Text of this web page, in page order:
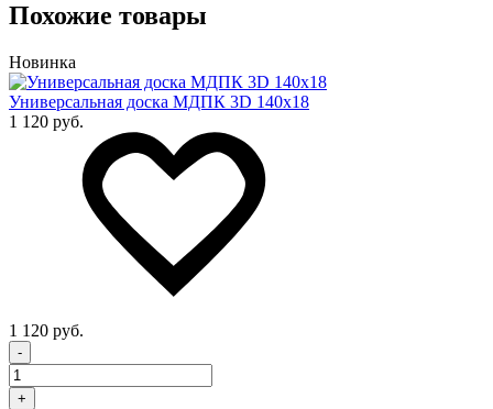
Похожие товары
Новинка
Универсальная доска МДПК 3D 140x18
1 120 руб.
1 120 руб.
-
+